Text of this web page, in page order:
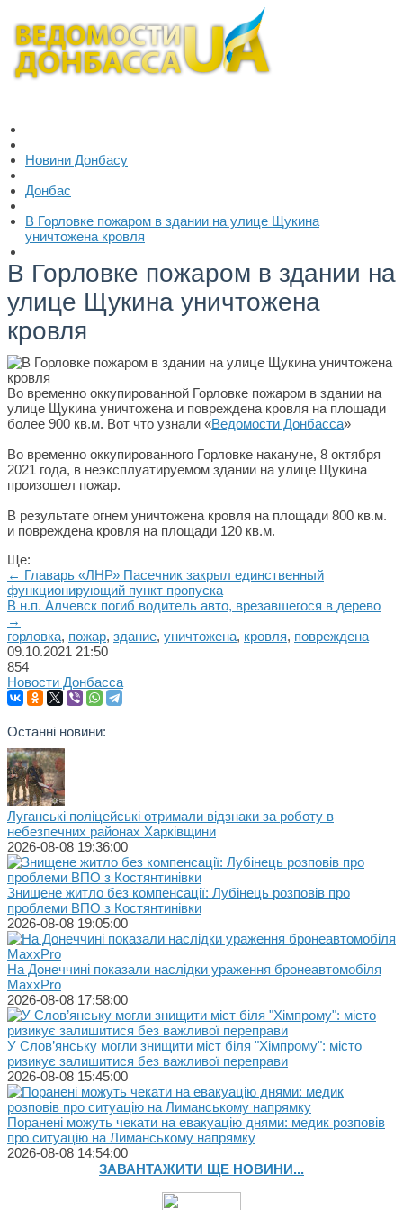
Новини Донбасу
Донбас
В Горловке пожаром в здании на улице Щукина
уничтожена кровля
В Горловке пожаром в здании на
улице Щукина уничтожена
кровля
Во временно оккупированной Горловке пожаром в здании на
улице Щукина уничтожена и повреждена кровля на площади
более 900 кв.м. Вот что узнали «Ведомости Донбасса»
Во временно оккупированного Горловке накануне, 8 октября
2021 года, в неэксплуатируемом здании на улице Щукина
произошел пожар.
В результате огнем уничтожена кровля на площади 800 кв.м.
и повреждена кровля на площади 120 кв.м.
Ще:
← Главарь «ЛНР» Пасечник закрыл единственный
функционирующий пункт пропуска
В н.п. Алчевск погиб водитель авто, врезавшегося в дерево
→
горловка, пожар, здание, уничтожена, кровля, повреждена
09.10.2021 21:50
854
Новости Донбасса
Останні новини:
Луганські поліцейські отримали відзнаки за роботу в
небезпечних районах Харківщини
2026-08-08 19:36:00
Знищене житло без компенсації: Лубінець розповів про
проблеми ВПО з Костянтинівки
2026-08-08 19:05:00
На Донеччині показали наслідки ураження бронеавтомобіля
MaxxPro
2026-08-08 17:58:00
У Слов’янську могли знищити міст біля "Хімпрому": місто
ризикує залишитися без важливої переправи
2026-08-08 15:45:00
Поранені можуть чекати на евакуацію днями: медик розповів
про ситуацію на Лиманському напрямку
2026-08-08 14:54:00
ЗАВАНТАЖИТИ ЩЕ НОВИНИ...